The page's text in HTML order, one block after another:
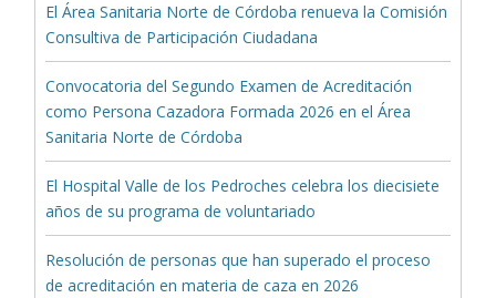
El Área Sanitaria Norte de Córdoba renueva la Comisión
Consultiva de Participación Ciudadana
Convocatoria del Segundo Examen de Acreditación
como Persona Cazadora Formada 2026 en el Área
Sanitaria Norte de Córdoba
El Hospital Valle de los Pedroches celebra los diecisiete
años de su programa de voluntariado
Resolución de personas que han superado el proceso
de acreditación en materia de caza en 2026